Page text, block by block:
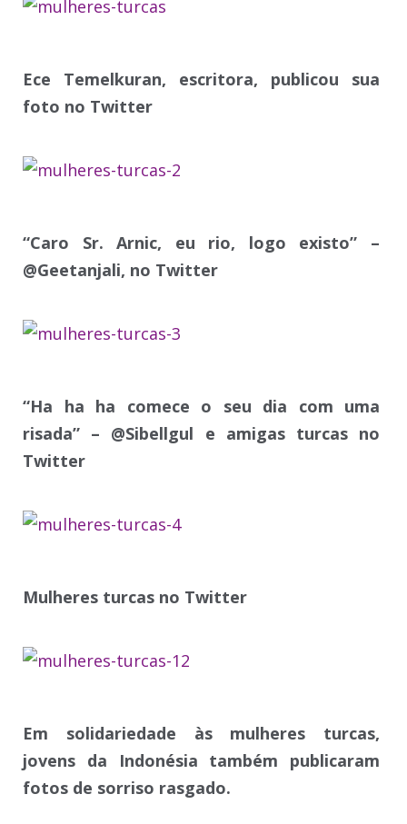
Ece Temelkuran, escritora, publicou sua
foto no Twitter
“Caro Sr. Arnic, eu rio, logo existo” –
@Geetanjali, no Twitter
“Ha ha ha comece o seu dia com uma
risada” – @Sibellgul e amigas turcas no
Twitter
Mulheres turcas no Twitter
Em solidariedade às mulheres turcas,
jovens da Indonésia também publicaram
fotos de sorriso rasgado.